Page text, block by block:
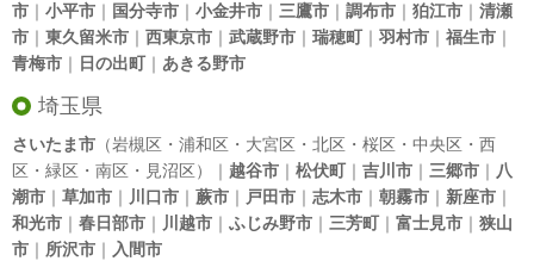
市 ｜ 小平市 ｜ 国分寺市 ｜ 小金井市 ｜ 三鷹市 ｜ 調布市 ｜ 狛江市 ｜ 清瀬
市 ｜ 東久留米市 ｜ 西東京市 ｜ 武蔵野市 ｜ 瑞穂町｜ 羽村市 ｜ 福生市 ｜
青梅市 ｜ 日の出町｜ あきる野市
埼玉県
さいたま市 （岩槻区・浦和区・大宮区・北区・桜区・中央区・西
区・緑区・南区・見沼区）｜ 越谷市 ｜ 松伏町｜ 吉川市 ｜ 三郷市 ｜ 八
潮市 ｜ 草加市 ｜ 川口市 ｜ 蕨市 ｜ 戸田市 ｜ 志木市 ｜ 朝霧市 ｜ 新座市 ｜
和光市 ｜ 春日部市 ｜ 川越市 ｜ ふじみ野市 ｜ 三芳町｜ 富士見市 ｜ 狭山
市 ｜ 所沢市 ｜ 入間市